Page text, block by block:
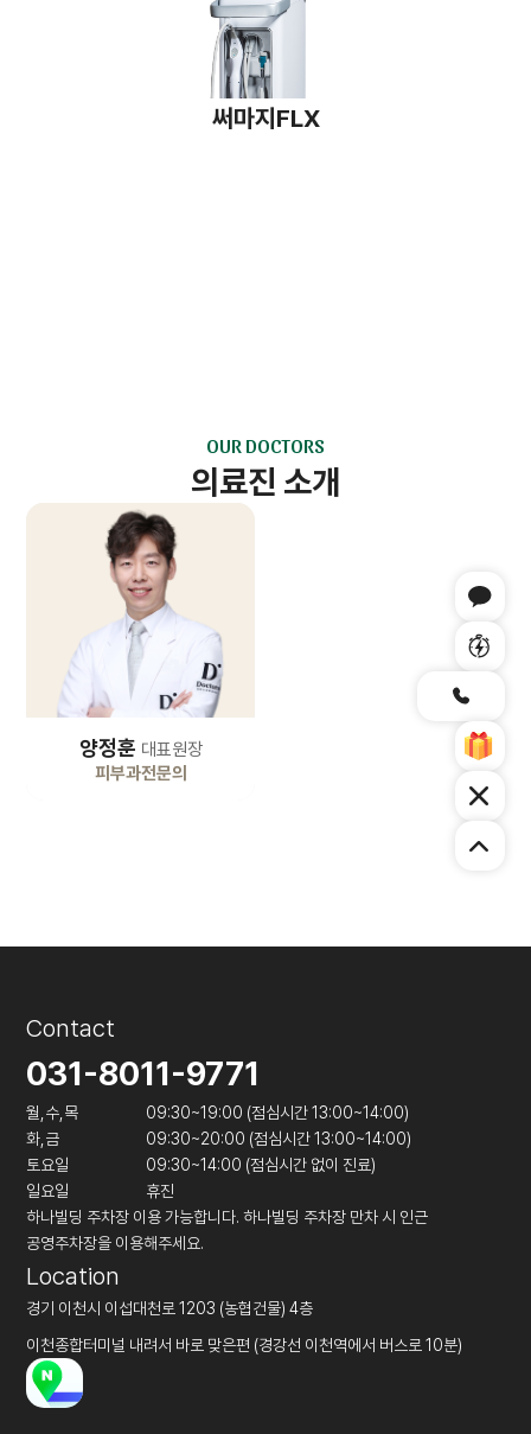
써마지FLX
OUR DOCTORS
의료진 소개
양정훈 대표원장
피부과전문의
Contact
031-8011-9771
월,수,목
09:30~19:00 (점심시간 13:00~14:00)
화,금
09:30~20:00 (점심시간 13:00~14:00)
토요일
09:30~14:00 (점심시간 없이 진료)
일요일
휴진
하나빌딩 주차장 이용 가능합니다. 하나빌딩 주차장 만차 시 인근
공영주차장을 이용해주세요.
Location
경기 이천시 이섭대천로 1203 (농협건물) 4층
이천종합터미널 내려서 바로 맞은편 (경강선 이천역에서 버스로 10분)